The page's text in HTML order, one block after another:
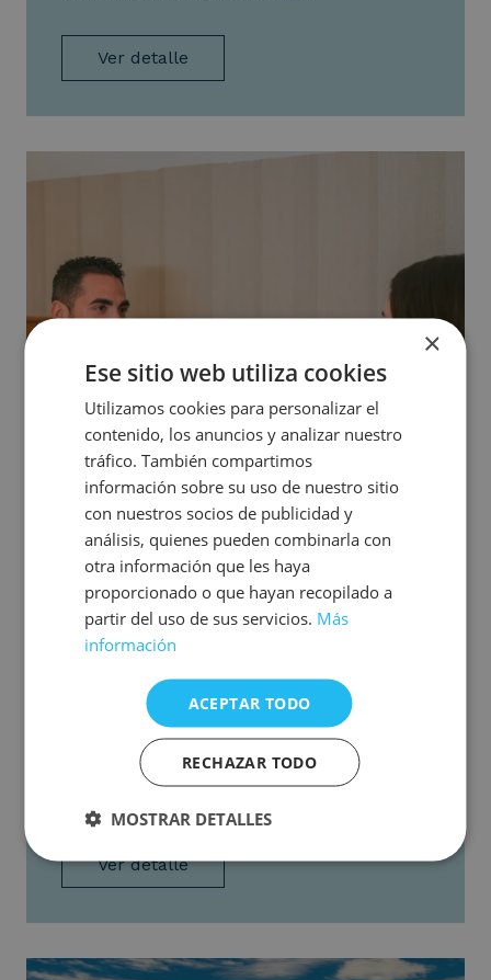
Ver detalle
Bebidas Premium
REFRÉSCATE SIN LÍMITES
Vive unas vacaciones pensadas para disfrutarse
sin interrupciones, conUltra Todo Incluido
acompaña cada momento con propuestas
refrescantes en nuestros bares y en la
Ver detalle
×
Ese sitio web utiliza cookies
Utilizamos cookies para personalizar el
contenido, los anuncios y analizar nuestro
tráfico. También compartimos
información sobre su uso de nuestro sitio
con nuestros socios de publicidad y
análisis, quienes pueden combinarla con
otra información que les haya
proporcionado o que hayan recopilado a
partir del uso de sus servicios. Más
información
ACEPTAR TODO
RECHAZAR TODO
MOSTRAR DETALLES